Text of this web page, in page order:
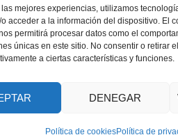
las mejores experiencias, utilizamos
acceder a la información del dispositivo. El
permitirá procesar datos como el
únicas en este sitio. No consentir o retirar
a ciertas características y funciones.
DENEGAR
Política de cookiesPolítica de